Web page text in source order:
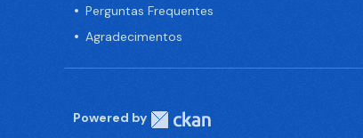
Perguntas Frequentes
Agradecimentos
Powered by